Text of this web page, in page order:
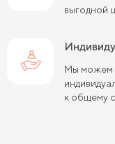
Большие кровати
Кровати 90х190 см
Кровати 140х190 см
Кровати 180х190 см
выгодной
Мы можем
к общему